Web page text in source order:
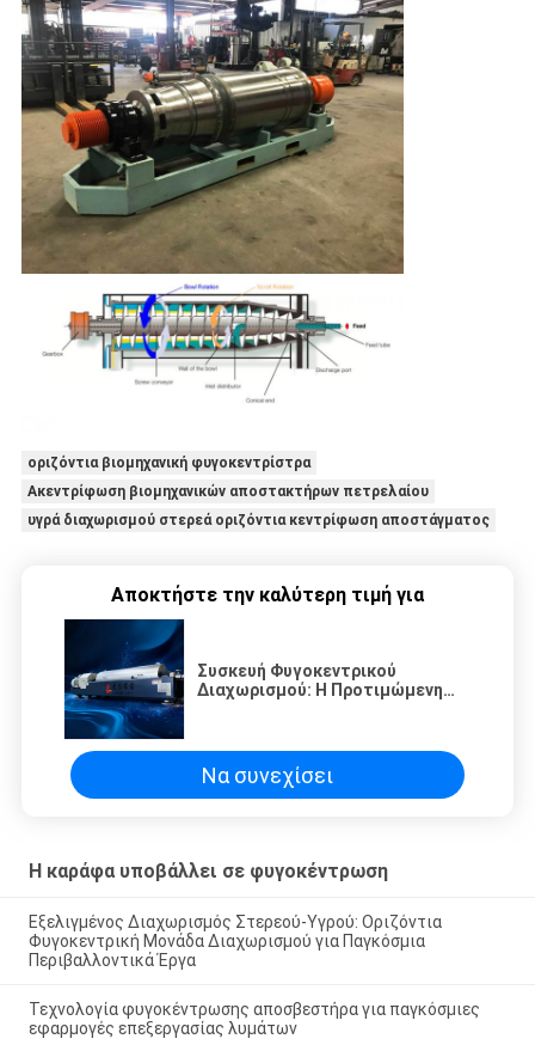
οριζόντια βιομηχανική φυγοκεντρίστρα
Ακεντρίφωση βιομηχανικών αποστακτήρων πετρελαίου
υγρά διαχωρισμού στερεά οριζόντια κεντρίφωση αποστάγματος
Αποκτήστε την καλύτερη τιμή για
Συσκευή Φυγοκεντρικού
Διαχωρισμού: Η Προτιμώμενη
Επεξεργασίας Νερού και
Περιβαλλοντικής Προστασίας
Να συνεχίσει
Η καράφα υποβάλλει σε φυγοκέντρωση
Εξελιγμένος Διαχωρισμός Στερεού-Υγρού: Οριζόντια
Φυγοκεντρική Μονάδα Διαχωρισμού για Παγκόσμια
Περιβαλλοντικά Έργα
Τεχνολογία φυγοκέντρωσης αποσβεστήρα για παγκόσμιες
εφαρμογές επεξεργασίας λυμάτων